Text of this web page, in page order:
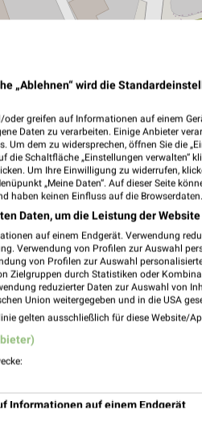
LADESÄULEN ANZEIGEN
„Ablehnen“ wird die
greifen auf Informationen auf einem
Daten zu verarbeiten. Einige Anbieter
Um dem zu widersprechen, öffnen Sie die
die Schaltfläche „Einstellungen verwalten“
Um Ihre Einwilligung zu widerrufen,
„Meine Daten“. Auf dieser Seite
haben keinen Einfluss auf die Browserdaten.
Daten, um die Leistung der
auf einem Endgerät. Verwendung
Verwendung von Profilen zur Auswahl
von Profilen zur Auswahl
Zielgruppen durch Statistiken oder
reduzierter Daten zur Auswahl von
Union weitergegeben und in die USA
gelten ausschließlich für diese Website/
Informationen auf einem Endgerät